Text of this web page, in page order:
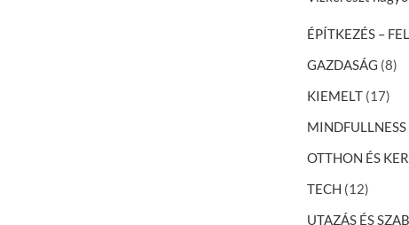
ÉPÍTKEZÉS –
GAZDASÁG (8)
KIEMELT (17)
MINDFULLNESS
OTTHON ÉS
TECH (12)
UTAZÁS ÉS